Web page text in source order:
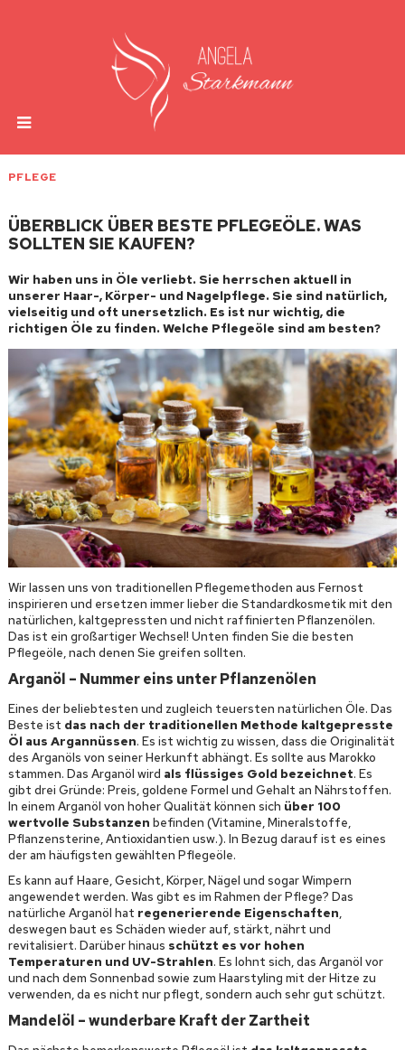
PFLEGE
ÜBERBLICK ÜBER BESTE PFLEGEÖLE. WAS
SOLLTEN SIE KAUFEN?
Wir haben uns in Öle verliebt. Sie herrschen aktuell in
unserer Haar-, Körper- und Nagelpflege. Sie sind natürlich,
vielseitig und oft unersetzlich. Es ist nur wichtig, die
richtigen Öle zu finden. Welche Pflegeöle sind am besten?
Wir lassen uns von traditionellen Pflegemethoden aus Fernost
inspirieren und ersetzen immer lieber die Standardkosmetik mit den
natürlichen, kaltgepressten und nicht raffinierten Pflanzenölen.
Das ist ein großartiger Wechsel! Unten finden Sie die besten
Pflegeöle, nach denen Sie greifen sollten.
Arganöl – Nummer eins unter Pflanzenölen
Eines der beliebtesten und zugleich teuersten natürlichen Öle. Das
Beste ist das nach der traditionellen Methode kaltgepresste
Öl aus Argannüssen. Es ist wichtig zu wissen, dass die Originalität
des Arganöls von seiner Herkunft abhängt. Es sollte aus Marokko
stammen. Das Arganöl wird als flüssiges Gold bezeichnet. Es
gibt drei Gründe: Preis, goldene Formel und Gehalt an Nährstoffen.
In einem Arganöl von hoher Qualität können sich über 100
wertvolle Substanzen befinden (Vitamine, Mineralstoffe,
Pflanzensterine, Antioxidantien usw.). In Bezug darauf ist es eines
der am häufigsten gewählten Pflegeöle.
Es kann auf Haare, Gesicht, Körper, Nägel und sogar Wimpern
angewendet werden. Was gibt es im Rahmen der Pflege? Das
natürliche Arganöl hat regenerierende Eigenschaften,
deswegen baut es Schäden wieder auf, stärkt, nährt und
revitalisiert. Darüber hinaus schützt es vor hohen
Temperaturen und UV-Strahlen. Es lohnt sich, das Arganöl vor
und nach dem Sonnenbad sowie zum Haarstyling mit der Hitze zu
verwenden, da es nicht nur pflegt, sondern auch sehr gut schützt.
Mandelöl – wunderbare Kraft der Zartheit